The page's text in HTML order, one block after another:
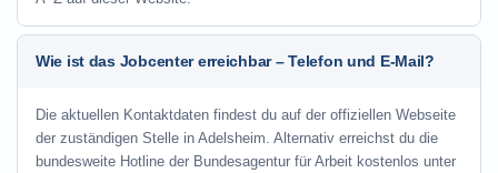
Wie ist das Jobcenter erreichbar – Telefon und E-Mail?
Die aktuellen Kontaktdaten findest du auf der offiziellen Webseite
der zuständigen Stelle in Adelsheim. Alternativ erreichst du die
bundesweite Hotline der Bundesagentur für Arbeit kostenlos unter